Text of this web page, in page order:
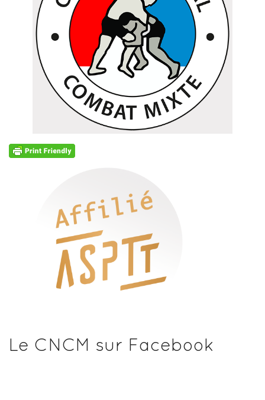
Le CNCM sur Facebook